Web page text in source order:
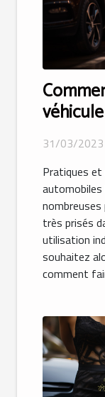
31/03/2023
Pratiques et
automobiles
nombreuses
très prisés
utilisation
souhaitez
comment